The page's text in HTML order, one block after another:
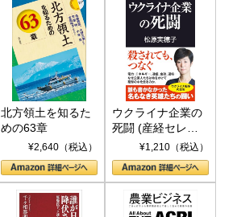
北方領土を知るた
めの63章
¥2,640（税込）
ウクライナ企業の
死闘 (産経セレク
ト S 039)¥1,210（税込）